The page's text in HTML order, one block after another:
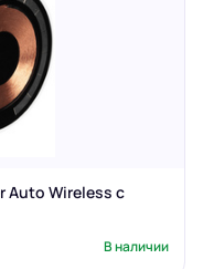
Auto Wireless с
В наличии